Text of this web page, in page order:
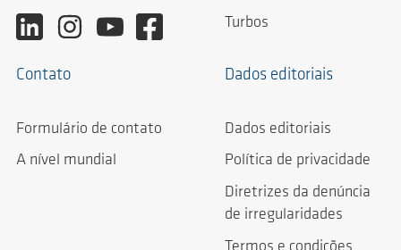
Turbos
Contato
Formulário de contato
A nível mundial
Dados editoriais
Dados editoriais
Política de privacidade
Diretrizes da denúncia
de irregularidades